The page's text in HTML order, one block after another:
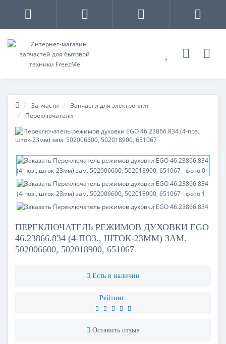
Запчасти
Запчасти для электроплит
Переключатели
ПЕРЕКЛЮЧАТЕЛЬ РЕЖИМОВ ДУХОВКИ EGO
46.23866.834 (4-ПОЗ., ШТОК-23ММ) ЗАМ.
502006600, 502018900, 651067
Есть в наличии
Рейтинг:
Оставить отзыв